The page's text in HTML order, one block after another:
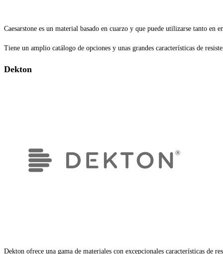
Caesarstone es un material basado en cuarzo y que puede utilizarse tanto en
Tiene un amplio catálogo de opciones y unas grandes características de
Dekton
Dekton ofrece una gama de materiales con excepcionales características de